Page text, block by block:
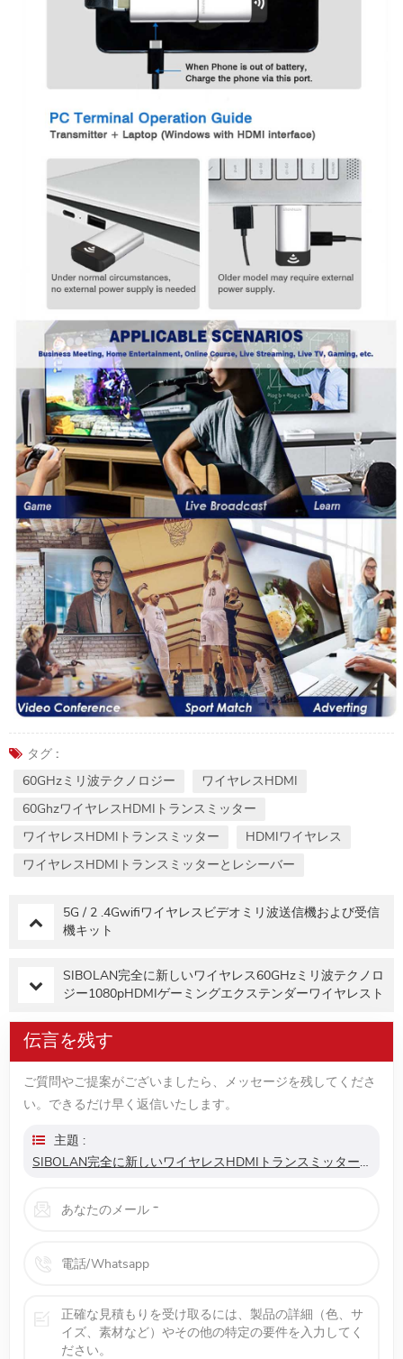
タグ :
60GHzミリ波テクノロジー
ワイヤレスHDMI
60GhzワイヤレスHDMIトランスミッター
ワイヤレスHDMIトランスミッター
HDMIワイヤレス
ワイヤレスHDMIトランスミッターとレシーバー
5G / 2 .4Gwifiワイヤレスビデオミリ波送信機および受信
機キット
SIBOLAN完全に新しいワイヤレス60GHzミリ波テクノロ
ジー1080pHDMIゲーミングエクステンダーワイヤレスト
伝言を残す
ご質問やご提案がございましたら、メッセージを残してくださ
い。できるだけ早く返信いたします。
主題 :
SIBOLAN完全に新しいワイヤレスHDMIトランスミッターレシーバーキット